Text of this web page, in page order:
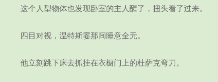
这个人型物体也发现卧室的主人醒了，扭头看了过来。
四目对视，温特斯霎那间睡意全无。
他立刻跳下床去抓挂在衣橱门上的杜萨克弯刀。